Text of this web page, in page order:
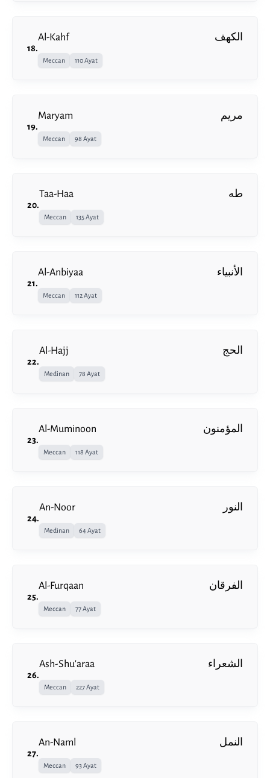
18.
Al-Kahf الكهف
Meccan 110 Ayat
19.
Maryam مريم
Meccan 98 Ayat
20.
Taa-Haa طه
Meccan 135 Ayat
21.
Al-Anbiyaa الأنبياء
Meccan 112 Ayat
22.
Al-Hajj الحج
Medinan 78 Ayat
23.
Al-Muminoon المؤمنون
Meccan 118 Ayat
24.
An-Noor النور
Medinan 64 Ayat
25.
Al-Furqaan الفرقان
Meccan 77 Ayat
26.
Ash-Shu'araa الشعراء
Meccan 227 Ayat
27.
An-Naml النمل
Meccan 93 Ayat